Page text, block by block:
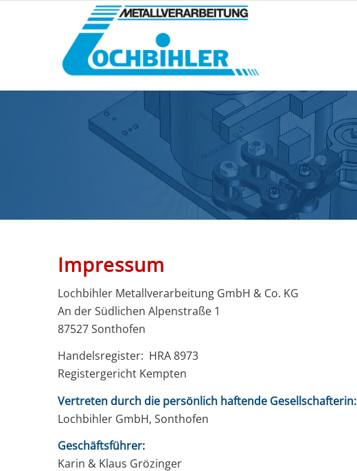
Impressum
Lochbihler Metallverarbeitung GmbH & Co. KG
An der Südlichen Alpenstraße 1
87527 Sonthofen
Handelsregister: HRA 8973
Registergericht Kempten
Vertreten durch die persönlich haftende Gesellschafterin:
Lochbihler GmbH, Sonthofen
Geschäftsführer:
Karin & Klaus Grözinger